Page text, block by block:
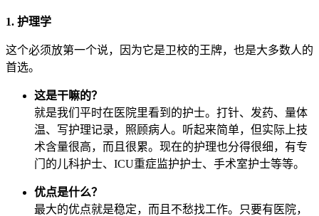
1. 护理学
这个必须放第一个说，因为它是卫校的王牌，也是大多数人的
首选。
这是干嘛的？
就是我们平时在医院里看到的护士。打针、发药、量体
温、写护理记录，照顾病人。听起来简单，但实际上技
术含量很高，而且很累。现在的护理也分得很细，有专
门的儿科护士、ICU重症监护护士、手术室护士等等。
优点是什么？
最大的优点就是稳定，而且不愁找工作。只要有医院，